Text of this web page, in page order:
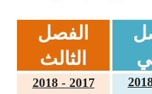
السنة الاولى متوسط
السنة الثانية متوسط
الفصل
الثالث
2017 - 2018